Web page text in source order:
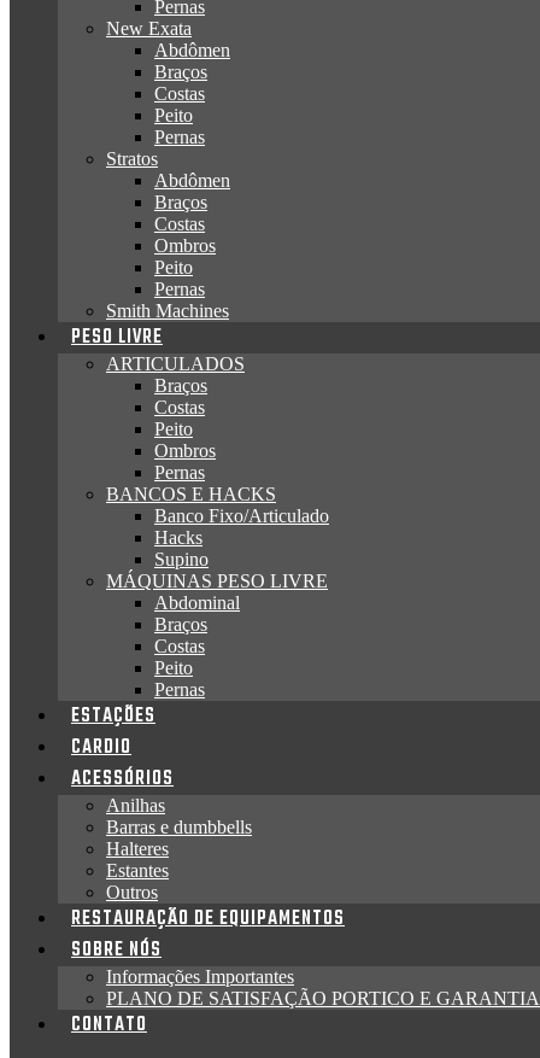
Pernas
New Exata
Abdômen
Braços
Costas
Peito
Pernas
Stratos
Abdômen
Braços
Costas
Ombros
Peito
Pernas
Smith Machines
PESO LIVRE
ARTICULADOS
Braços
Costas
Peito
Ombros
Pernas
BANCOS E HACKS
Banco Fixo/Articulado
Hacks
Supino
MÁQUINAS PESO LIVRE
Abdominal
Braços
Costas
Peito
Pernas
ESTAÇÕES
CARDIO
ACESSÓRIOS
Anilhas
Barras e dumbbells
Halteres
Estantes
Outros
RESTAURAÇÃO DE EQUIPAMENTOS
SOBRE NÓS
Informações Importantes
PLANO DE SATISFAÇÃO PORTICO E
CONTATO